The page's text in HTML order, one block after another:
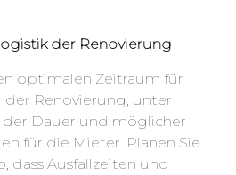
der Renovierung
optimalen Zeitraum für
Renovierung, unter
Dauer und möglicher
für die Mieter. Planen Sie
dass Ausfallzeiten und